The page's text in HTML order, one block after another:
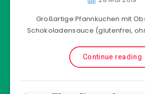
Großartige Pfannkuchen mit
Schokoladensauce (glutenfrei,
Continue reading